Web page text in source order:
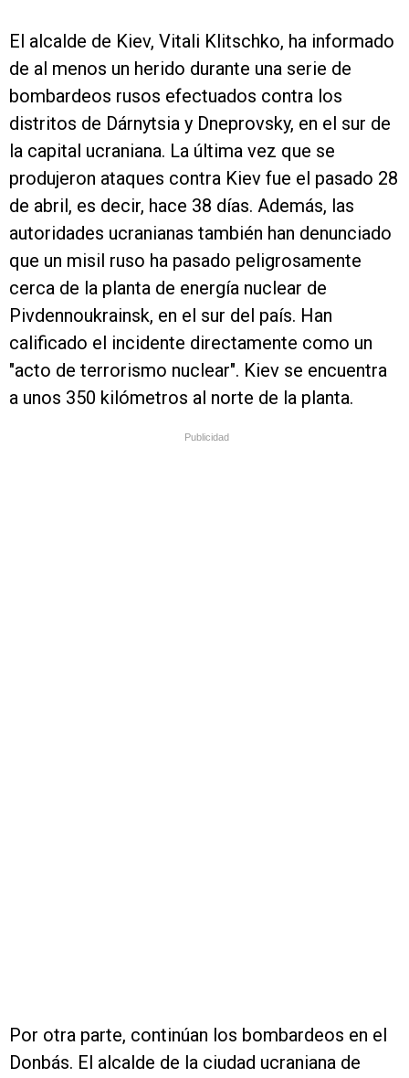
El alcalde de Kiev, Vitali Klitschko, ha informado
de al menos un herido durante una serie de
bombardeos rusos efectuados contra los
distritos de Dárnytsia y Dneprovsky, en el sur de
la capital ucraniana. La última vez que se
produjeron ataques contra Kiev fue el pasado 28
de abril, es decir, hace 38 días. Además, las
autoridades ucranianas también han denunciado
que un misil ruso ha pasado peligrosamente
cerca de la planta de energía nuclear de
Pivdennoukrainsk, en el sur del país. Han
calificado el incidente directamente como un
"acto de terrorismo nuclear". Kiev se encuentra
a unos 350 kilómetros al norte de la planta.
Publicidad
Por otra parte, continúan los bombardeos en el
Donbás. El alcalde de la ciudad ucraniana de